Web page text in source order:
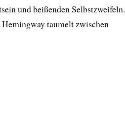
und beißenden Selbstzweifeln.
taumelt zwischen